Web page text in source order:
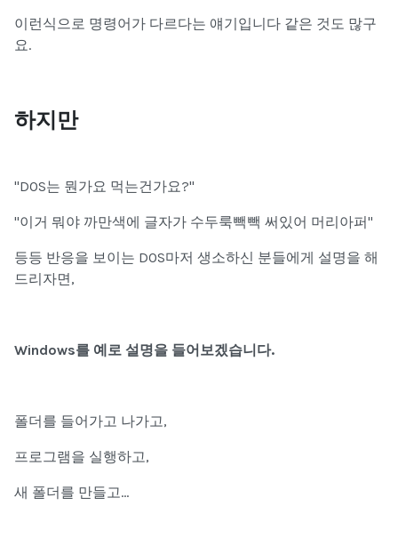
이런식으로 명령어가 다르다는 얘기입니다 같은 것도 많구
요.
하지만
"DOS는 뭔가요 먹는건가요?"
"이거 뭐야 까만색에 글자가 수두룩빽빽 써있어 머리아퍼"
등등 반응을 보이는 DOS마저 생소하신 분들에게 설명을 해
드리자면,
Windows를 예로 설명을 들어보겠습니다.
폴더를 들어가고 나가고,
프로그램을 실행하고,
새 폴더를 만들고…